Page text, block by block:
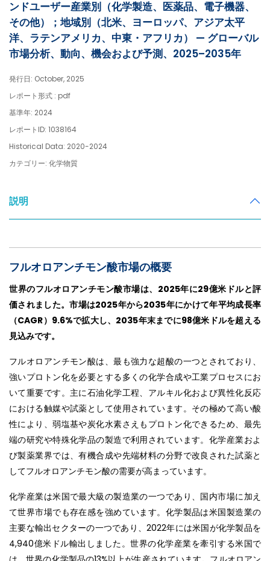
ンドユーザー産業別（化学製造、医薬品、電子機器、
その他）；地域別（北米、ヨーロッパ、アジア太平
洋、ラテンアメリカ、中東・アフリカ） — グローバル
市場分析、動向、機会および予測、2025–2035年
発行日: October, 2025
レポート形式 : pdf
基準年: 2024
レポートID: 1038164
Historical Data: 2020-2024
カテゴリー: 化学物質
説明
フルオロアンチモン酸市場の概要
世界のフルオロアンチモン酸市場は、2025年に29億米ドルと評
価されました。市場は2025年から2035年にかけて年平均成長率
（CAGR）9.6%で拡大し、2035年末までに98億米ドルを超える
見込みです。
フルオロアンチモン酸は、最も強力な超酸の一つとされており、
強いプロトン化を必要とする多くの化学合成や工業プロセスにお
いて重要です。主に石油化学工程、アルキル化および異性化反応
における触媒や試薬として使用されています。その極めて高い酸
性により、弱塩基や炭化水素さえもプロトン化できるため、最先
端の研究や特殊化学品の製造で利用されています。化学産業およ
び製薬業界では、有機合成や先端材料の分野で改良された試薬と
してフルオロアンチモン酸の需要が高まっています。
化学産業は米国で最大級の製造業の一つであり、国内市場に加え
て世界市場でも存在感を強めています。化学製品は米国製造業の
主要な輸出セクターの一つであり、2022年には米国が化学製品を
4,940億米ドル輸出しました。世界の化学産業を牽引する米国で